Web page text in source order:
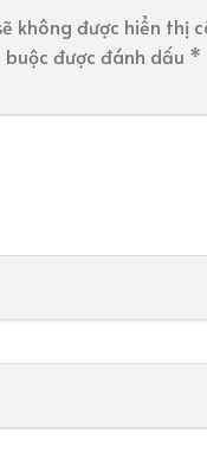
không được hiển thị
được đánh dấu *